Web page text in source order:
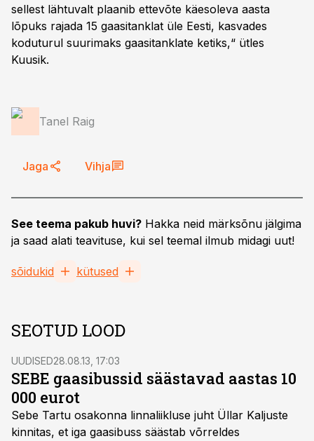
sellest lähtuvalt plaanib ettevõte käesoleva aasta
lõpuks rajada 15 gaasitanklat üle Eesti, kasvades
koduturul suurimaks gaasitanklate ketiks,“ ütles
Kuusik.
Tanel Raig
Jaga Vihja
See teema pakub huvi? Hakka neid märksõnu jälgima
ja saad alati teavituse, kui sel teemal ilmub midagi uut!
sõidukid kütused
SEOTUD LOOD
UUDISED28.08.13, 17:03
SEBE gaasibussid säästavad aastas 10
000 eurot
Sebe Tartu osakonna linnaliikluse juht Üllar Kaljuste
kinnitas, et iga gaasibuss säästab võrreldes